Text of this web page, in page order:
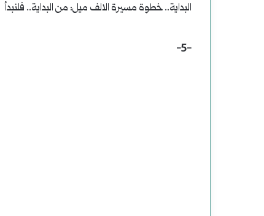
البداية.. خطوة مسيرة الالف ميل: من البداية.. فلنبدأ
-5-